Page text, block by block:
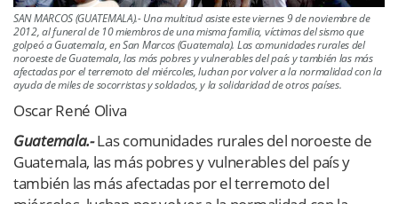
SAN MARCOS (GUATEMALA).- Una multitud asiste este viernes 9 de noviembre de
2012, al funeral de 10 miembros de una misma familia, víctimas del sismo que
golpeó a Guatemala, en San Marcos (Guatemala). Las comunidades rurales del
noroeste de Guatemala, las más pobres y vulnerables del país y también las más
afectadas por el terremoto del miércoles, luchan por volver a la normalidad con la
ayuda de miles de socorristas y soldados, y la solidaridad de otros países.
Oscar René Oliva
Guatemala.-Las comunidades rurales del noroeste de
Guatemala, las más pobres y vulnerables del país y
también las más afectadas por el terremoto del